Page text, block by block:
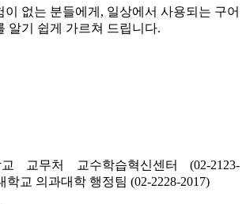
이 없는 분들에게, 일상에서 사용되는 구어
알기 쉽게 가르쳐 드립니다.
교무처 교수학습혁신센터 (02-2123-
학교 의과대학 행정팀 (02-2228-2017)